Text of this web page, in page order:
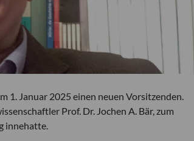
1. Januar 2025 einen neuen Vorsitzenden.
Prof. Dr. Jochen A. Bär, zum
innehatte.